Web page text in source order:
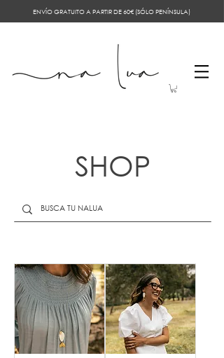
ENVÍO GRATUITO A PARTIR DE 60€ (SÓLO PENÍNSULA)
SHOP